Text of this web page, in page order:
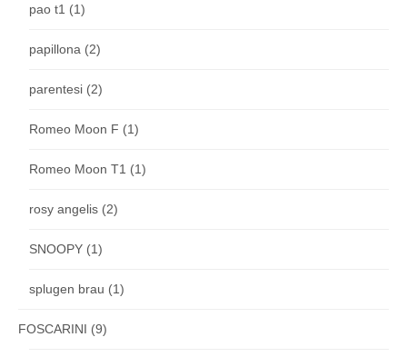
pao t1 (1)
papillona (2)
parentesi (2)
Romeo Moon F (1)
Romeo Moon T1 (1)
rosy angelis (2)
SNOOPY (1)
splugen brau (1)
FOSCARINI (9)